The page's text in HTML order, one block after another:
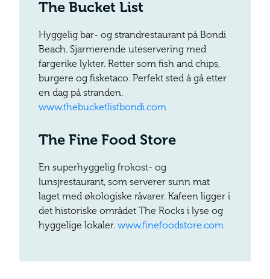
The Bucket List
Hyggelig bar- og strandrestaurant på Bondi
Beach. Sjarmerende uteservering med
fargerike lykter. Retter som fish and chips,
burgere og fisketaco. Perfekt sted å gå etter
en dag på stranden.
www.thebucketlistbondi.com
The Fine Food Store
En superhyggelig frokost- og
lunsjrestaurant, som serverer sunn mat
laget med økologiske råvarer. Kafeen ligger i
det historiske området The Rocks i lyse og
hyggelige lokaler. www.finefoodstore.com